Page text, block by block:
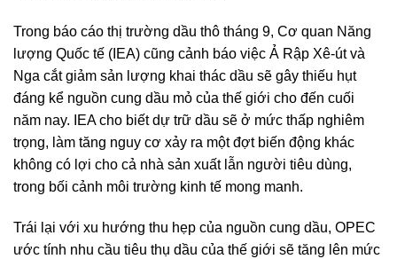
Trong báo cáo thị trường dầu thô tháng 9, Cơ quan Năng
lượng Quốc tế (IEA) cũng cảnh báo việc Ả Rập Xê-út và
Nga cắt giảm sản lượng khai thác dầu sẽ gây thiếu hụt
đáng kể nguồn cung dầu mỏ của thế giới cho đến cuối
năm nay. IEA cho biết dự trữ dầu sẽ ở mức thấp nghiêm
trọng, làm tăng nguy cơ xảy ra một đợt biến động khác
không có lợi cho cả nhà sản xuất lẫn người tiêu dùng,
trong bối cảnh môi trường kinh tế mong manh.
Trái lại với xu hướng thu hẹp của nguồn cung dầu, OPEC
ước tính nhu cầu tiêu thụ dầu của thế giới sẽ tăng lên mức